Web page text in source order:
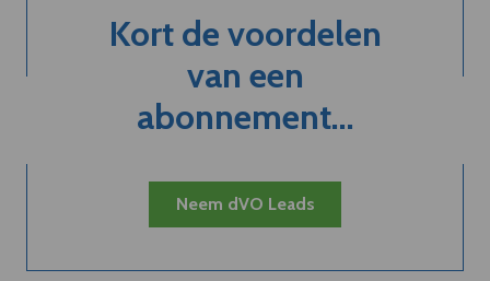
Kort de voordelen
van een
abonnement...
Neem dVO Leads